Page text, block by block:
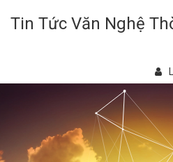
Tin Tức Văn Nghệ